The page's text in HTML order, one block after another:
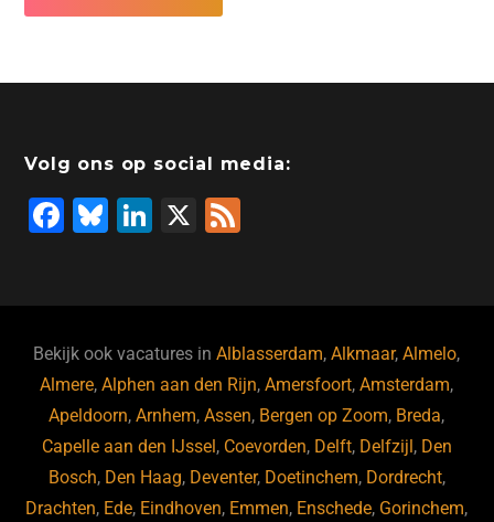
Volg ons op social media:
F
b
o
o
k
Bl
ky
Li
dI
n
X
Bekijk ook vacatures inAlblasserdam,Alkmaar,Almelo,
Almere,Alphen aan den Rijn,Amersfoort,Amsterdam,
Apeldoorn,Arnhem,Assen, Bergen op Zoom, Breda,
Capelle aan den IJssel , Coevorden, Delft, Delfzijl , Den
Bosch, Den Haag, Deventer, Doetinchem, Dordrecht,
Drachten, Ede, Eindhoven, Emmen, Enschede, Gorinchem,